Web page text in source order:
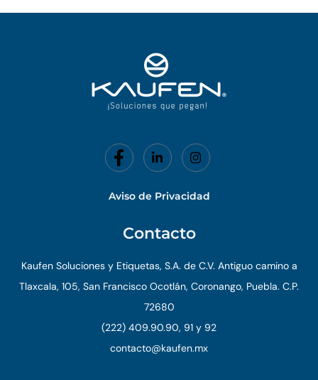
Aviso de Privacidad
Contacto
Kaufen Soluciones y Etiquetas, S.A. de C.V. Antiguo camino a
Tlaxcala, 105, San Francisco Ocotlán, Coronango, Puebla. C.P.
72680
(222) 409.90.90, 91 y 92
contacto@kaufen.mx